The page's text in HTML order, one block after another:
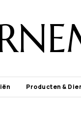
Producten &